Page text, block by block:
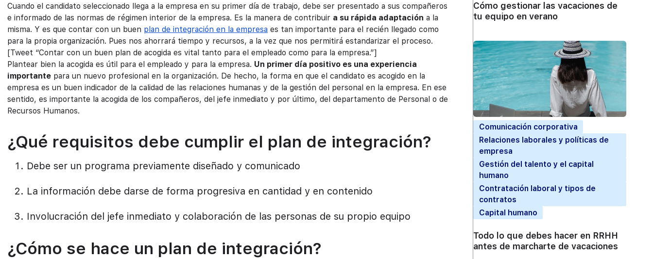
Cuando el candidato seleccionado llega a la empresa en su primer día de trabajo, debe ser presentado a sus compañeros
e informado de las normas de régimen interior de la empresa. Es la manera de contribuir a su rápida adaptación a la
misma. Y es que contar con un buen plan de integración en la empresa es tan importante para el recién llegado como
para la propia organización. Pues nos ahorrará tiempo y recursos, a la vez que nos permitirá estandarizar el proceso.
[Tweet “Contar con un buen plan de acogida es vital tanto para el empleado como para la empresa.”]
Plantear bien la acogida es útil para el empleado y para la empresa. Un primer día positivo es una experiencia
importante para un nuevo profesional en la organización. De hecho, la forma en que el candidato es acogido en la
empresa es un buen indicador de la calidad de las relaciones humanas y de la gestión del personal en la empresa. En ese
sentido, es importante la acogida de los compañeros, del jefe inmediato y por último, del departamento de Personal o de
Recursos Humanos.
¿Qué requisitos debe cumplir el plan de integración?
Debe ser un programa previamente diseñado y comunicado
La información debe darse de forma progresiva en cantidad y en contenido
Involucración del jefe inmediato y colaboración de las personas de su propio equipo
¿Cómo se hace un plan de integración?
Cómo gestionar las vacaciones de
tu equipo en verano
Comunicación corporativa
Relaciones laborales y políticas de
empresa
Gestión del talento y el capital
humano
Contratación laboral y tipos de
contratos
Capital humano
Todo lo que debes hacer en RRHH
antes de marcharte de vacaciones